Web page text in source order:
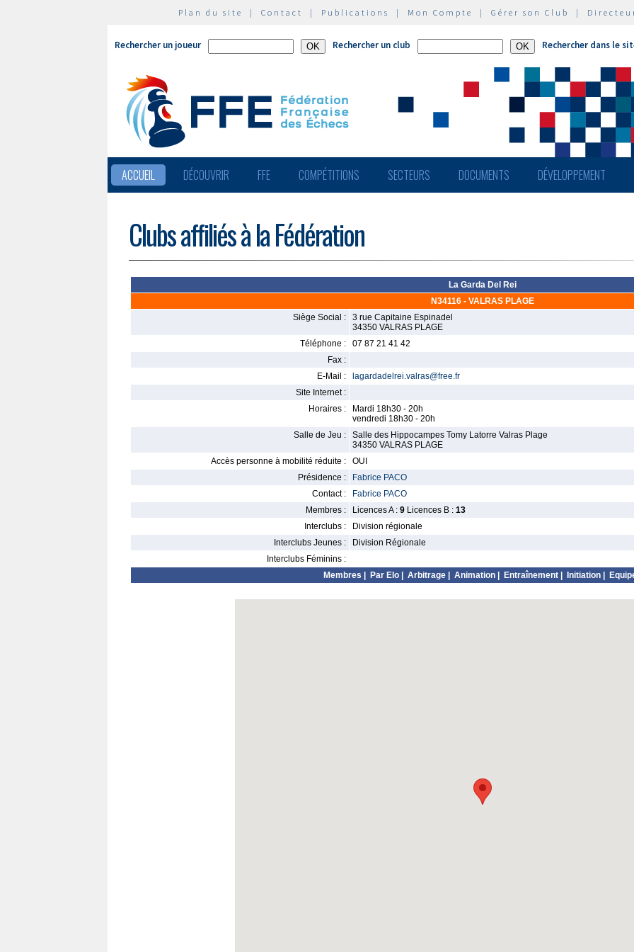
Plan du site | Contact | Publications | Mon Compte | Gérer son Club |
Rechercher un joueur Rechercher un club Rechercher dans le
ACCUEIL DÉCOUVRIR FFE COMPÉTITIONS SECTEURS DOCUMENTS DÉVELOPPEMENT
Clubs affiliés à la Fédération
La Garda Del Rei
N34116 - VALRAS PLAGE
Siège Social :
3 rue Capitaine Espinadel
34350 VALRAS PLAGE
Téléphone :
07 87 21 41 42
Fax :
E-Mail :
lagardadelrei.valras@free.fr
Site Internet :
Horaires :
Mardi 18h30 - 20h
vendredi 18h30 - 20h
Salle de Jeu :
Salle des Hippocampes Tomy Latorre Valras Plage
34350 VALRAS PLAGE
Accès personne à mobilité réduite :
OUI
Présidence :
Fabrice PACO
Contact :
Fabrice PACO
Membres :
Licences A : 9 Licences B : 13
Interclubs :
Division régionale
Interclubs Jeunes :
Division Régionale
Interclubs Féminins :
Membres
Par Elo Arbitrage Animation Entraînement Initiation